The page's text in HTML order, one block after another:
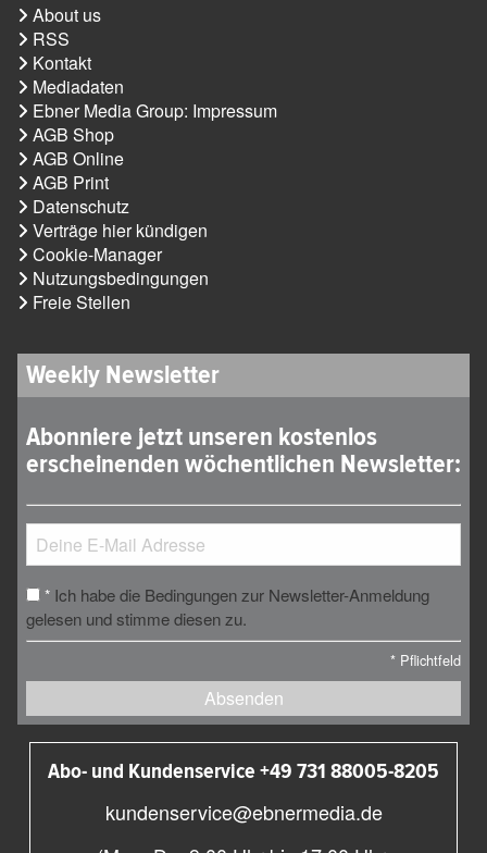
About us
RSS
Kontakt
Mediadaten
Ebner Media Group: Impressum
AGB Shop
AGB Online
AGB Print
Datenschutz
Verträge hier kündigen
Cookie-Manager
Nutzungsbedingungen
Freie Stellen
Weekly Newsletter
Abonniere jetzt unseren kostenlos
erscheinenden wöchentlichen Newsletter:
* Ich habe die Bedingungen zur Newsletter-Anmeldung
gelesen und stimme diesen zu.
* Pflichtfeld
Absenden
Abo- und Kundenservice +49 731 88005-8205
kundenservice@ebnermedia.de